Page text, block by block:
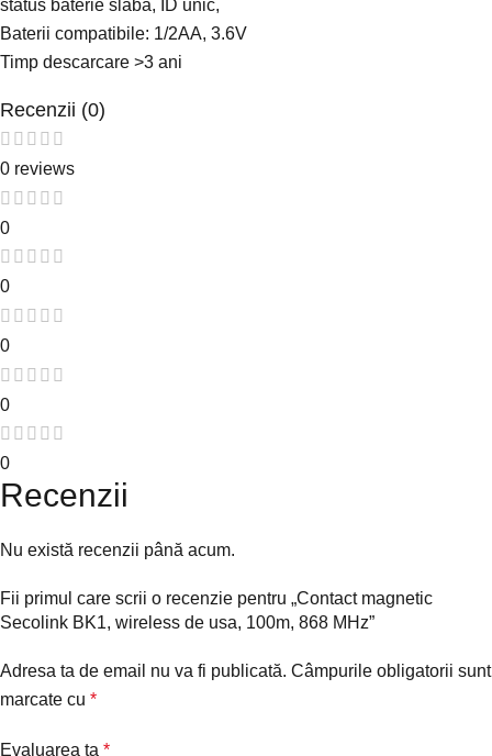
status baterie slaba, ID unic,
Baterii compatibile: 1/2AA, 3.6V
Timp descarcare >3 ani
Recenzii (0)
0 reviews
0
0
0
0
0
Recenzii
Nu există recenzii până acum.
Fii primul care scrii o recenzie pentru „Contact magnetic
Secolink BK1, wireless de usa, 100m, 868 MHz”
Adresa ta de email nu va fi publicată. Câmpurile obligatorii sunt
marcate cu *
Evaluarea ta *